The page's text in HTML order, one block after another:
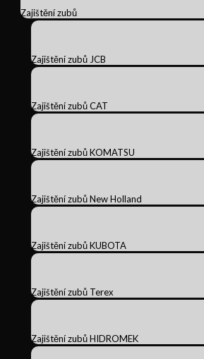
Zajištění zubů
Zajištění zubů JCB
Zajištění zubů CAT
Zajištění zubů KOMATSU
Zajištění zubů New Holland
Zajištění zubů KUBOTA
Zajištění zubů Terex
Zajištění zubů HIDROMEK